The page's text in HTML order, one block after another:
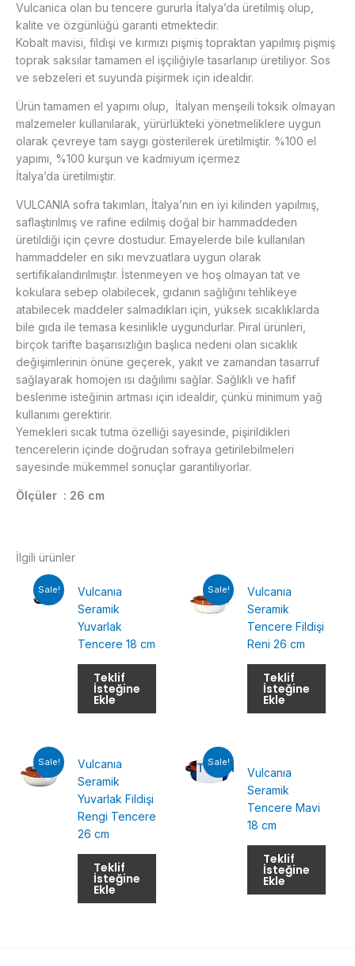
Vulcanica olan bu tencere gururla İtalya’da üretilmiş olup,
kalite ve özgünlüğü garanti etmektedir.
Kobalt mavisi, fildişi ve kırmızı pişmiş topraktan yapılmış pişmiş
toprak saksılar tamamen el işçiliğiyle tasarlanıp üretiliyor. Sos
ve sebzeleri et suyunda pişirmek için idealdir.
Ürün tamamen el yapımı olup, İtalyan menşeili toksik olmayan
malzemeler kullanılarak, yürürlükteki yönetmeliklere uygun
olarak çevreye tam saygı gösterilerek üretilmiştir. %100 el
yapımı, %100 kurşun ve kadmiyum içermez
İtalya’da üretilmiştir.
VULCANIA sofra takımları, İtalya’nın en iyi kilinden yapılmış,
saflaştırılmış ve rafine edilmiş doğal bir hammaddeden
üretildiği için çevre dostudur. Emayelerde bile kullanılan
hammaddeler en sıkı mevzuatlara uygun olarak
sertifikalandırılmıştır. İstenmeyen ve hoş olmayan tat ve
kokulara sebep olabilecek, gıdanın sağlığını tehlikeye
atabilecek maddeler salmadıkları için, yüksek sıcaklıklarda
bile gıda ile temasa kesinlikle uygundurlar. Piral ürünleri,
birçok tarifte başarısızlığın başlıca nedeni olan sıcaklık
değişimlerinin önüne geçerek, yakıt ve zamandan tasarruf
sağlayarak homojen ısı dağılımı sağlar. Sağlıklı ve hafif
beslenme isteğinin artması için idealdir, çünkü minimum yağ
kullanımı gerektirir.
Yemekleri sıcak tutma özelliği sayesinde, pişirildikleri
tencerelerin içinde doğrudan sofraya getirilebilmeleri
sayesinde mükemmel sonuçlar garantiliyorlar.
Ölçüler : 26 cm
İlgili ürünler
Sale!
Vulcanıa
Seramik
Yuvarlak
Tencere 18 cm
Teklif
İsteğine
Ekle
Sale!
Vulcanıa
Seramik
Tencere Fildişi
Reni 26 cm
Teklif
İsteğine
Ekle
Sale!
Vulcanıa
Seramik
Yuvarlak Fildişi
Rengi Tencere
26 cm
Teklif
İsteğine
Ekle
Sale!
TÜKENMIŞVulcanıa
Seramik
Tencere Mavi
18 cm
Teklif
İsteğine
Ekle